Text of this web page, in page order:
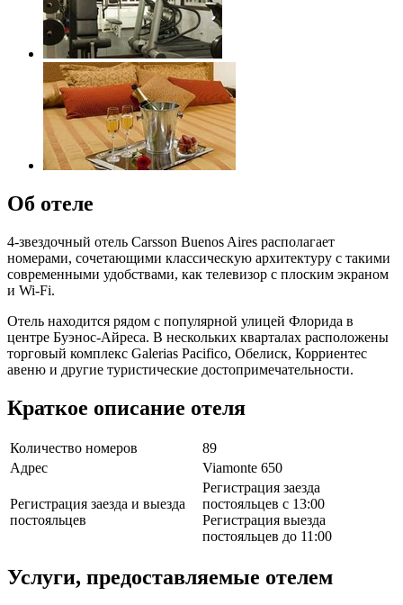
Об отеле
4-звездочный отель Carsson Buenos Aires располагает
номерами, сочетающими классическую архитектуру с такими
современными удобствами, как телевизор с плоским экраном
и Wi-Fi.
Отель находится рядом с популярной улицей Флорида в
центре Буэнос-Айреса. В нескольких кварталах расположены
торговый комплекс Galerias Pacifico, Обелиск, Корриентес
авеню и другие туристические достопримечательности.
Краткое описание отеля
Количество номеров
89
Адрес
Viamonte 650
Регистрация заезда и выезда
постояльцев
Регистрация заезда
постояльцев с 13:00
Регистрация выезда
постояльцев до 11:00
Услуги, предоставляемые отелем